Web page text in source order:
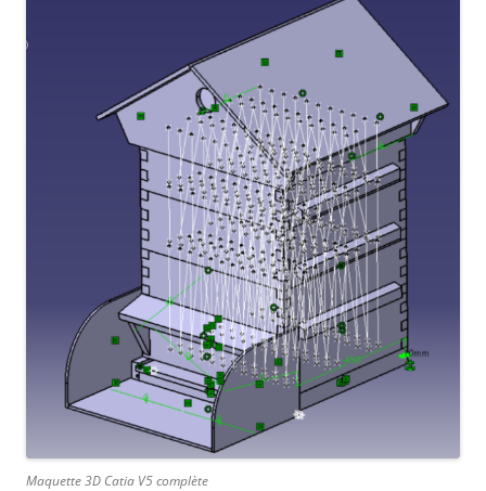
Maquette 3D Catia V5 complète